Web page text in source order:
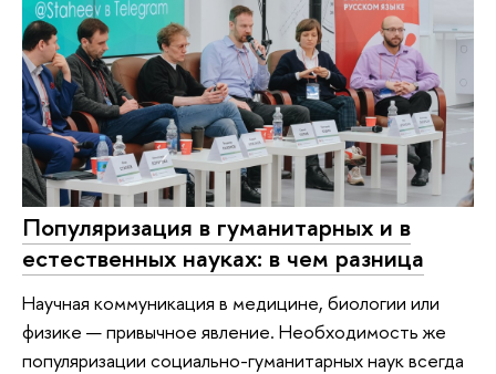
Популяризация в гуманитарных и в
естественных науках: в чем разница
Научная коммуникация в медицине, биологии или
физике — привычное явление. Необходимость же
популяризации социально-гуманитарных наук всегда